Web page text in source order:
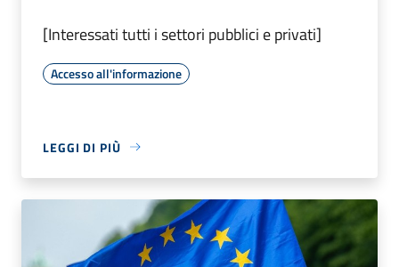
[Interessati tutti i settori pubblici e privati]
Accesso all'informazione
LEGGI DI PIÙ